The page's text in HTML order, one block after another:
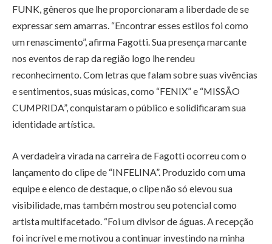
FUNK, gêneros que lhe proporcionaram a liberdade de se
expressar sem amarras. “Encontrar esses estilos foi como
um renascimento”, afirma Fagotti. Sua presença marcante
nos eventos de rap da região logo lhe rendeu
reconhecimento. Com letras que falam sobre suas vivências
e sentimentos, suas músicas, como “FENIX” e “MISSÃO
CUMPRIDA”, conquistaram o público e solidificaram sua
identidade artística.
A verdadeira virada na carreira de Fagotti ocorreu com o
lançamento do clipe de “INFELINA”. Produzido com uma
equipe e elenco de destaque, o clipe não só elevou sua
visibilidade, mas também mostrou seu potencial como
artista multifacetado. “Foi um divisor de águas. A recepção
foi incrível e me motivou a continuar investindo na minha